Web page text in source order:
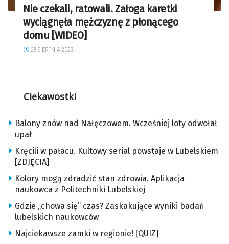
Nie czekali, ratowali. Załoga karetki
wyciągnęła mężczyznę z płonącego
domu [WIDEO]
28 SIERPNIA 2023
Ciekawostki
Balony znów nad Nałęczowem. Wcześniej loty odwołał
upał
Kręcili w pałacu. Kultowy serial powstaje w Lubelskiem
[ZDJĘCIA]
Kolory mogą zdradzić stan zdrowia. Aplikacja
naukowca z Politechniki Lubelskiej
Gdzie „chowa się” czas? Zaskakujące wyniki badań
lubelskich naukowców
Najciekawsze zamki w regionie! [QUIZ]